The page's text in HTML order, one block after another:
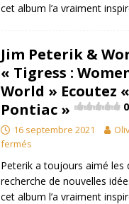
cet album l’a vraiment
Jim Peterik &
« Tigress :
World » Ecoutez
Pontiac »
16 septembre 2021
fermés
Peterik a toujours aimé les
recherche de nouvelles
cet album l’a vraiment